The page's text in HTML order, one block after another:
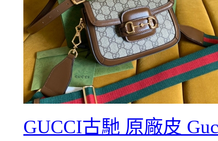
GUCCI古馳 原廠皮